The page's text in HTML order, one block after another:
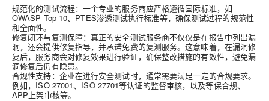
规范化的测试流程：一个专业的服务商应严格遵循国际标准，如
OWASP Top 10、PTES渗透测试执行标准等，确保测试过程的规范性
和全面性。
修复闭环与复测保障：真正的安全测试服务商不仅仅是在报告中列出漏
洞，还会提供修复指导，并承诺免费的复测服务。这意味着，在漏洞修
复后，服务商会对修复效果进行验证，确保整改措施的有效性，避免漏
洞修复后仍有隐患。
合规性支持：企业在进行安全测试时，通常需要满足一定的合规要求。
例如，ISO 27001、ISO 27701等认证的监督审核，以及等保合规、
APP上架审核等。